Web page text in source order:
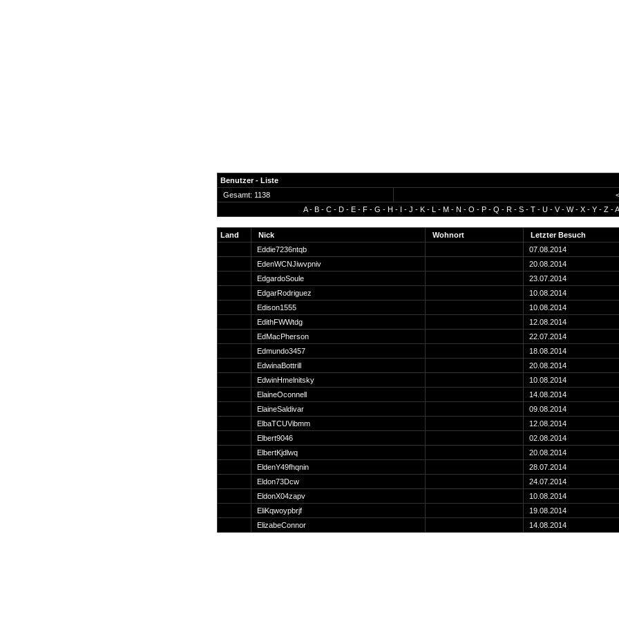
Benutzer - Liste
Gesamt: 1138
<
A- B - C - D - E - F - G - H - I - J - K - L - M - N - O - P - Q - R - S - T - U - V- W- X - Y - Z -
Land Nick Wohnort Letzter Besuch
Eddie7236ntqb
07.08.2014
EdenWCNJiwvpniv
20.08.2014
EdgardoSoule
23.07.2014
EdgarRodriguez
10.08.2014
Edison1555
10.08.2014
EdithFWWtdg
12.08.2014
EdMacPherson
22.07.2014
Edmundo3457
18.08.2014
EdwinaBottrill
20.08.2014
EdwinHmelnitsky
10.08.2014
ElaineOconnell
14.08.2014
ElaineSaldivar
09.08.2014
ElbaTCUVibmm
12.08.2014
Elbert9046
02.08.2014
ElbertKjdlwq
20.08.2014
EldenY49fhqnin
28.07.2014
Eldon73Dcw
24.07.2014
EldonX04zapv
10.08.2014
EliKqwoypbrjf
19.08.2014
ElizabeConnor
14.08.2014